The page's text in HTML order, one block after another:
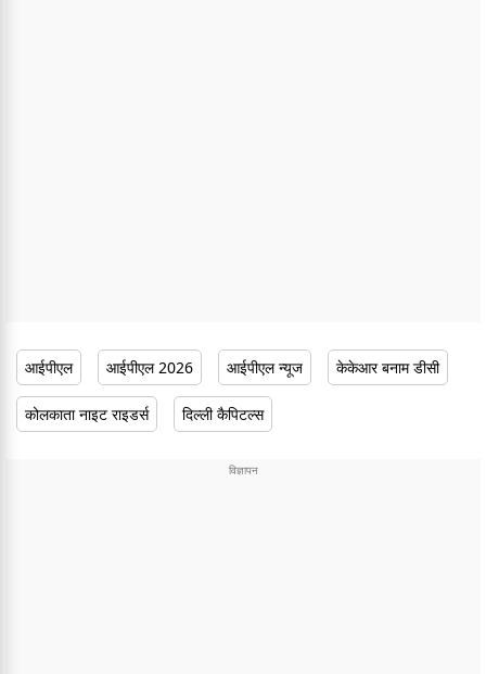
आईपीएल आईपीएल 2026 आईपीएल न्यूज केकेआर बनाम डीसी
कोलकाता नाइट राइडर्स दिल्ली कैपिटल्स